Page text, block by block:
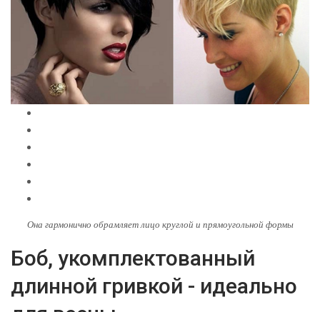
Она гармонично обрамляет лицо круглой и прямоугольной формы
Боб, укомплектованный
длинной гривкой - идеально